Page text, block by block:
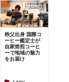
秩父出身 国際コ
ーヒー鑑定士が
自家焙煎コーヒ
ーで地域の魅力
をお届け